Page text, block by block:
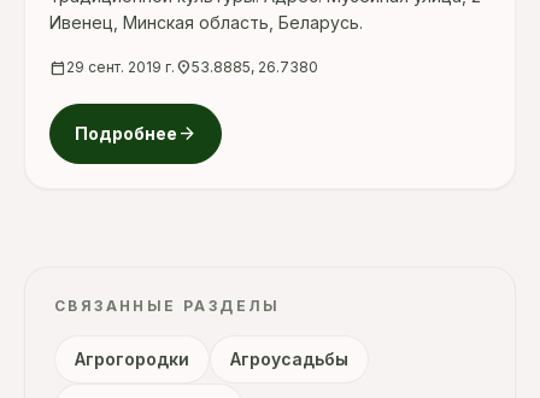
Ивенец, Минская область, Беларусь.
calendar_today 29 сент. 2019 г. location_on53.8885, 26.7380
Подробнее arrow_forward
СВЯЗАННЫЕ РАЗДЕЛЫ
Агрогородки Агроусадьбы